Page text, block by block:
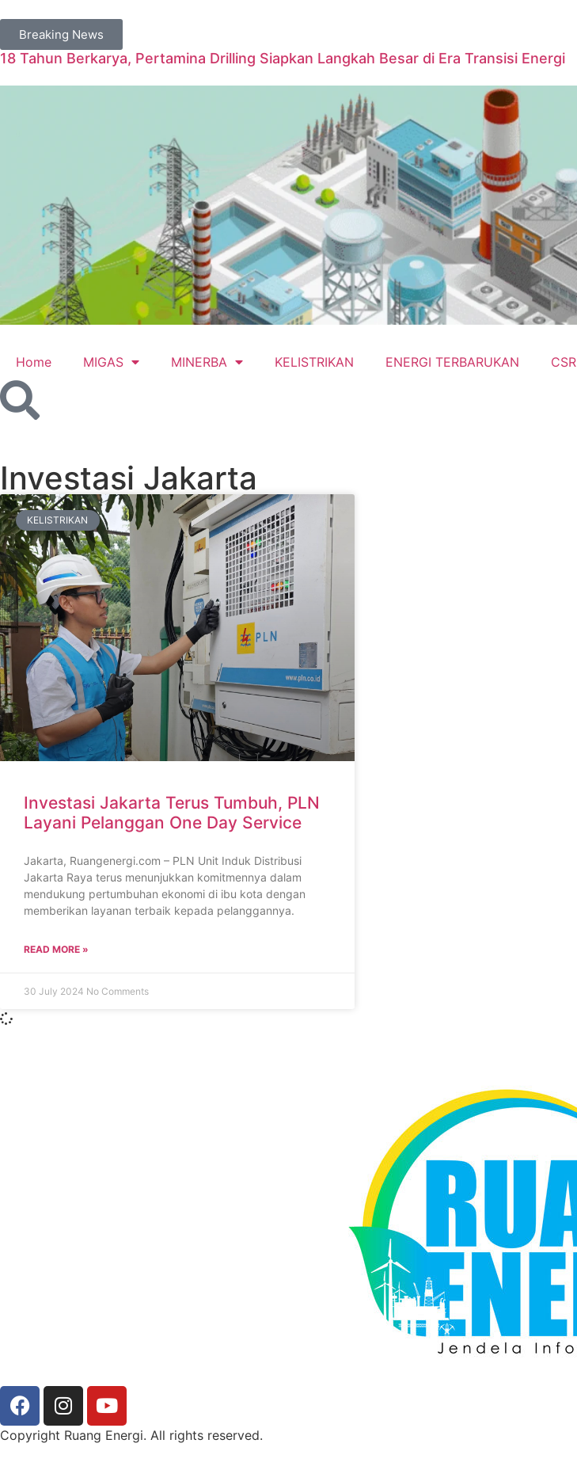
Breaking News
18 Tahun Berkarya, Pertamina Drilling Siapkan Langkah Besar di Era Transisi Energi
Home MIGAS MINERBA KELISTRIKAN ENERGI TERBARUKAN CSR
Investasi Jakarta
KELISTRIKAN
Investasi Jakarta Terus Tumbuh, PLN
Layani Pelanggan One Day Service
Jakarta, Ruangenergi.com – PLN Unit Induk Distribusi
Jakarta Raya terus menunjukkan komitmennya dalam
mendukung pertumbuhan ekonomi di ibu kota dengan
memberikan layanan terbaik kepada pelanggannya.
READ MORE »
30 July 2024 No Comments
Copyright Ruang Energi. All rights reserved.